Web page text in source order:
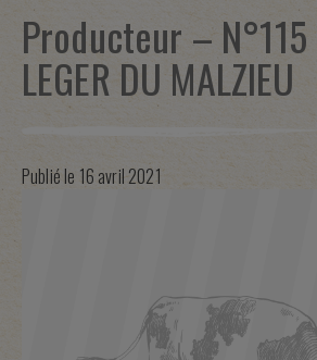
Producteur –
LEGER DU MALZIEU
Publié le 16 avril 2021